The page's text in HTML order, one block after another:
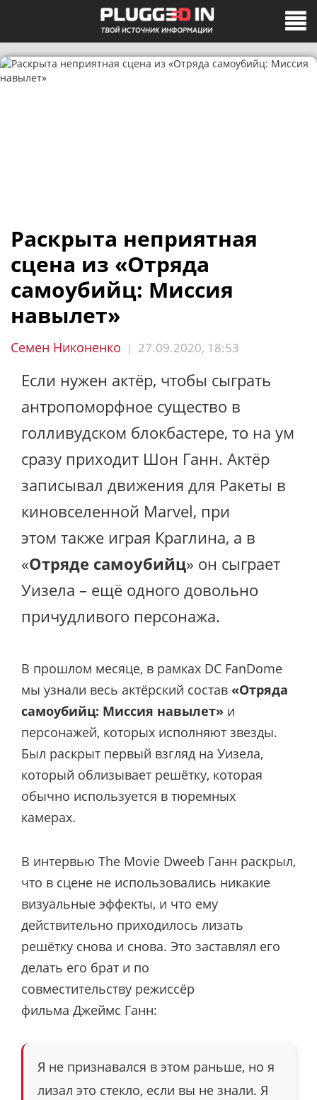
Раскрыта неприятная
сцена из «Отряда
самоубийц: Миссия
навылет»
Семен Никоненко | 27.09.2020, 18:53
Если нужен актёр, чтобы сыграть
антропоморфное существо в
голливудском блокбастере, то на ум
сразу приходит Шон Ганн. Актёр
записывал движения для Ракеты в
киновселенной Marvel, при
этом также играя Краглина, а в
«Отряде самоубийц» он сыграет
Уизела – ещё одного довольно
причудливого персонажа.
В прошлом месяце, в рамках DC FanDome
мы узнали весь актёрский состав «Отряда
самоубийц: Миссия навылет» и
персонажей, которых исполняют звезды.
Был раскрыт первый взгляд на Уизела,
который облизывает решётку, которая
обычно используется в тюремных
камерах.
В интервью The Movie Dweeb Ганн раскрыл,
что в сцене не использовались никакие
визуальные эффекты, и что ему
действительно приходилось лизать
решётку снова и снова. Это заставлял его
делать его брат и по
совместительству режиссёр
фильма Джеймс Ганн:
Я не признавался в этом раньше, но я
лизал это стекло, если вы не знали. Я